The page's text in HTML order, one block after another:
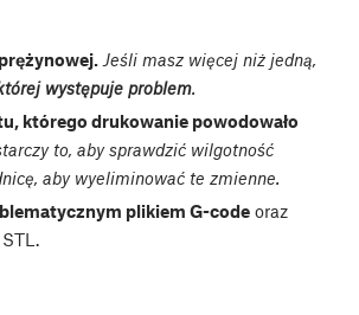
Jeśli masz więcej niż jedną,
występuje problem.
którego drukowanie powodowało
to, aby sprawdzić wilgotność
aby wyeliminować te zmienne.
plikiem G-codeoraz